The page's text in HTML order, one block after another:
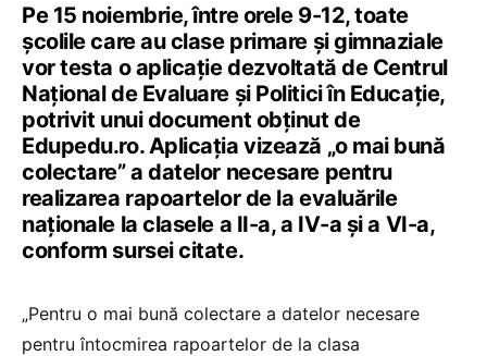
Pe 15 noiembrie, între orele 9-12, toate
școlile care au clase primare și gimnaziale
vor testa o aplicație dezvoltată de Centrul
Național de Evaluare și Politici în Educație,
potrivit unui document obținut de
Edupedu.ro. Aplicația vizează „o mai bună
colectare” a datelor necesare pentru
realizarea rapoartelor de la evaluările
naționale la clasele a II-a, a IV-a și a VI-a,
conform sursei citate.
„Pentru o mai bună colectare a datelor necesare
pentru întocmirea rapoartelor de la clasa